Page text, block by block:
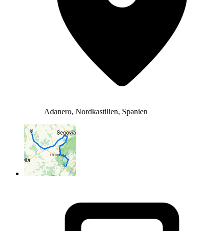
Adanero, Nordkastilien, Spanien